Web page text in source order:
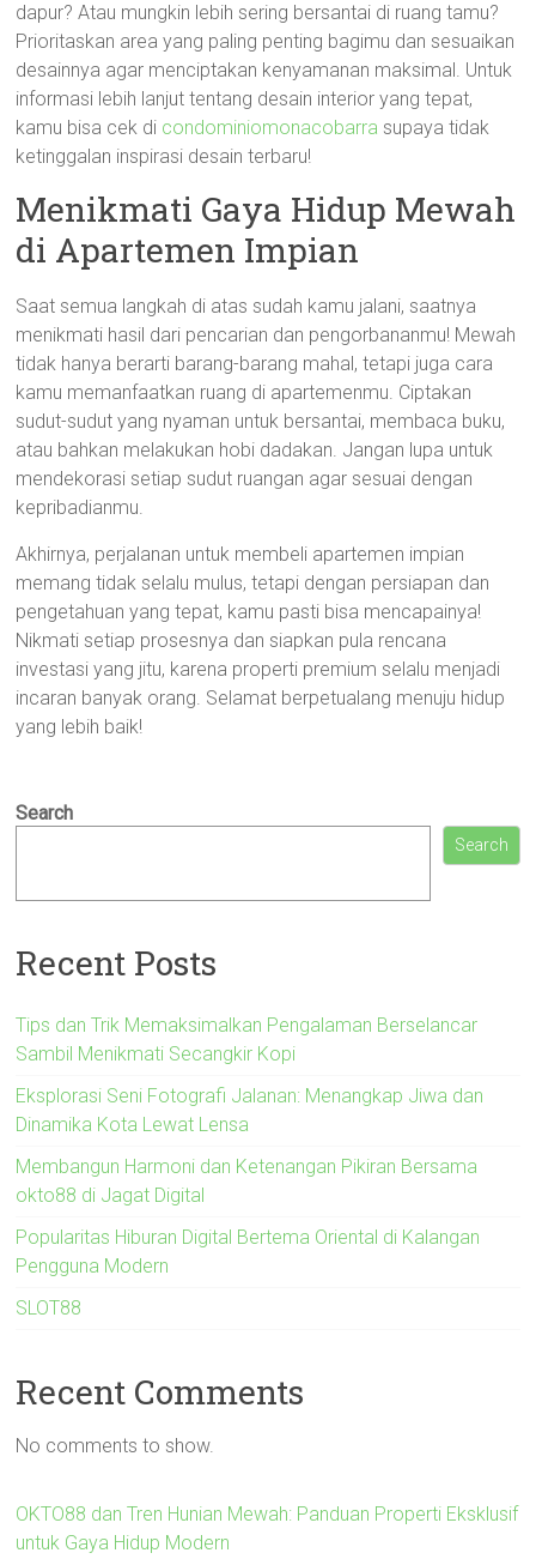
dapur? Atau mungkin lebih sering bersantai di ruang tamu?
Prioritaskan area yang paling penting bagimu dan sesuaikan
desainnya agar menciptakan kenyamanan maksimal. Untuk
informasi lebih lanjut tentang desain interior yang tepat,
kamu bisa cek di condominiomonacobarra supaya tidak
ketinggalan inspirasi desain terbaru!
Menikmati Gaya Hidup Mewah
di Apartemen Impian
Saat semua langkah di atas sudah kamu jalani, saatnya
menikmati hasil dari pencarian dan pengorbananmu! Mewah
tidak hanya berarti barang-barang mahal, tetapi juga cara
kamu memanfaatkan ruang di apartemenmu. Ciptakan
sudut-sudut yang nyaman untuk bersantai, membaca buku,
atau bahkan melakukan hobi dadakan. Jangan lupa untuk
mendekorasi setiap sudut ruangan agar sesuai dengan
kepribadianmu.
Akhirnya, perjalanan untuk membeli apartemen impian
memang tidak selalu mulus, tetapi dengan persiapan dan
pengetahuan yang tepat, kamu pasti bisa mencapainya!
Nikmati setiap prosesnya dan siapkan pula rencana
investasi yang jitu, karena properti premium selalu menjadi
incaran banyak orang. Selamat berpetualang menuju hidup
yang lebih baik!
Search
Search
Recent Posts
Tips dan Trik Memaksimalkan Pengalaman Berselancar
Sambil Menikmati Secangkir Kopi
Eksplorasi Seni Fotografi Jalanan: Menangkap Jiwa dan
Dinamika Kota Lewat Lensa
Membangun Harmoni dan Ketenangan Pikiran Bersama
okto88 di Jagat Digital
Popularitas Hiburan Digital Bertema Oriental di Kalangan
Pengguna Modern
SLOT88
Recent Comments
No comments to show.
OKTO88 dan Tren Hunian Mewah: Panduan Properti Eksklusif
untuk Gaya Hidup Modern